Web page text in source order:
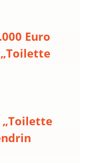
Euro